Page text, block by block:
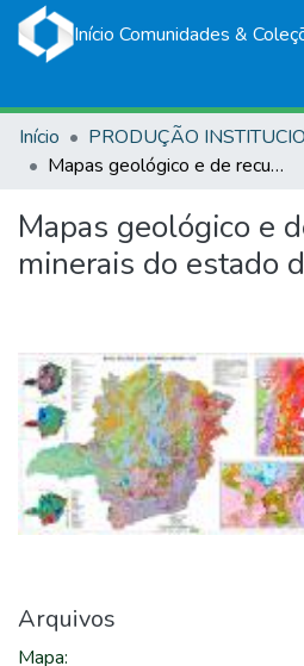
Início Comunidades &
Início
Mapas geológico e de recursos minerais do estado de Minas Gerais
Mapas geológico e
minerais do estado
Arquivos
Mapa: